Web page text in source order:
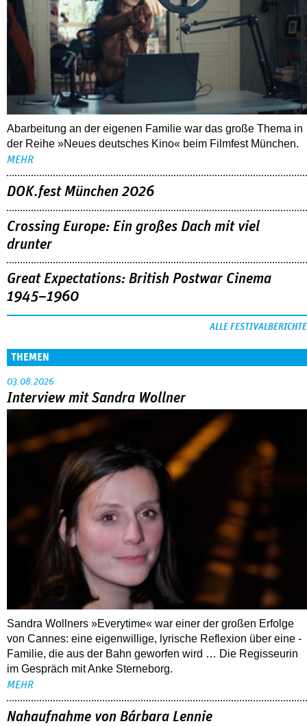
Abarbeitung an der eigenen Familie war das große Thema in
der Reihe »Neues deutsches Kino« beim Filmfest München.
MEHR
DOK.fest München 2026
Crossing Europe: Ein großes Dach mit viel
drunter
Great Expectations: British Postwar Cinema
1945–1960
ALLE FESTIVALBERICHTE
THEMEN
03.08.2026
Interview mit Sandra Wollner
Sandra Wollners »Everytime« war einer der großen Erfolge
von Cannes: eine eigenwillige, lyrische Reflexion über eine ­
Familie, die aus der Bahn geworfen wird … Die Regisseurin
im Gespräch mit Anke Sterneborg.
MEHR
Nahaufnahme von Bárbara Lennie